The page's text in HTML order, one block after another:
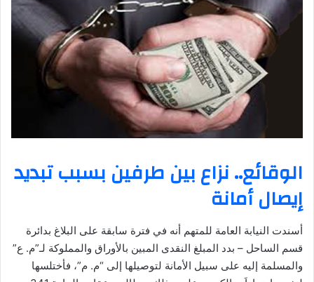
الوقائع.. نزاع بين طرفين بسبب تبديد
إيصال أمانة
أسندت النيابة العامة للمتهم أنه في فترة سابقة على البلاغ بدائرة
قسم الساحل – بدد المبلغ النقدى المبين بالأوراق والمملوكة لـ”م. ع”
والمسلمة إليه على سبيل الأمانة لتوصيلها إلى “م. م”، فأختلسها